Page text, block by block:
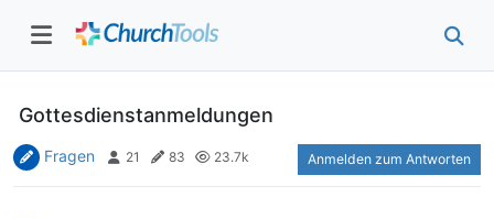
Gottesdienstanmeldungen
Fragen 21 83 23.7k Anmelden zum Antworten